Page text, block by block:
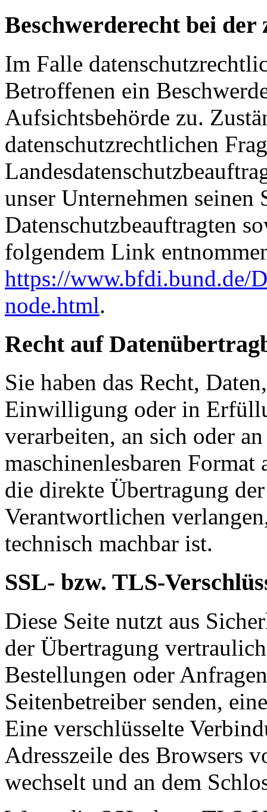
Beschwerderecht bei
Im Falle
Betroffenen ein
Aufsichtsbehörde zu.
datenschutzrechtlichen
unser Unternehmen
Datenschutzbeauftragten
folgendem Link
https://www.bfdi.bund.de/
node.html.
Recht auf
Sie haben das Recht,
Einwilligung oder in
verarbeiten, an sich oder
maschinenlesbaren Format
die direkte Übertragung
Verantwortlichen
technisch machbar ist.
SSL- bzw. TLS-
Diese Seite nutzt aus
der Übertragung
Bestellungen oder
Seitenbetreiber senden,
Eine verschlüsselte
Adresszeile des Browsers
wechselt und an dem